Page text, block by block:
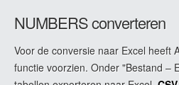
NUMBERS converteren
Voor de conversie naar Excel heeft
functie voorzien. Onder "Bestand –